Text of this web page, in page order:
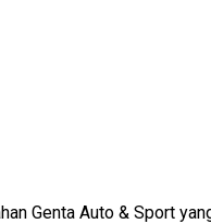
Genta Auto & Sport